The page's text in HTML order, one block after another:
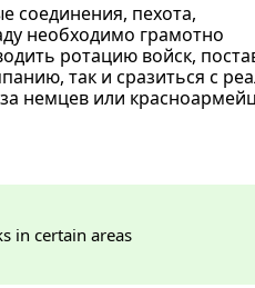
соединения, пехота,
необходимо грамотно
ротацию войск,
так и сразиться с
немцев или
in certain areas